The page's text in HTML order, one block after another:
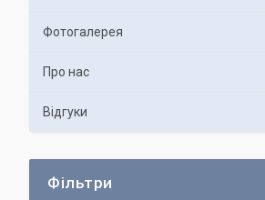
Фотогалерея
Про нас
Відгуки
Фільтри